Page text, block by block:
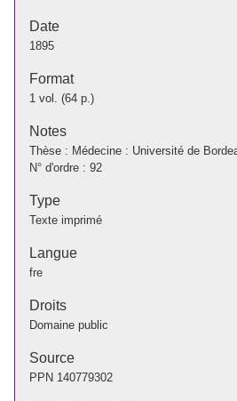
Date
1895
Format
1 vol. (64 p.)
Notes
Thèse : Médecine : Université de
N° d'ordre : 92
Type
Texte imprimé
Langue
fre
Droits
Domaine public
Source
PPN 140779302